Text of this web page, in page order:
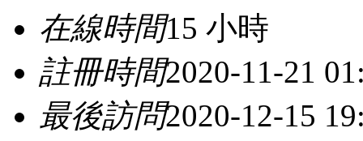
在線時間15 小時
註冊時間2020-11-21
最後訪問2020-12-15